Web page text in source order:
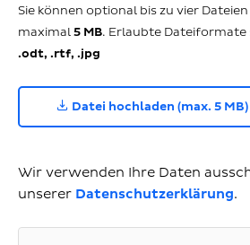
Sie können optional bis zu vier
maximal5 MB. Erlaubte Dateiformate
.odt, .rtf, .jpg
Datei hochladen (max. 5 MB)
Wir verwenden Ihre Daten
unserer Datenschutzerklärung.